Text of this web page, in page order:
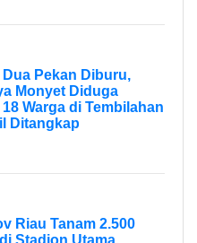
Dua Pekan Diburu,
Monyet Diduga
Warga di Tembilahan
Ditangkap
Riau Tanam 2.500
Stadion Utama,